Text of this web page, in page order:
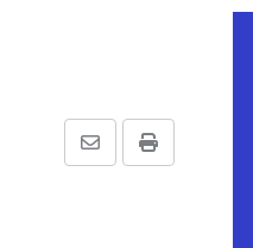
Print
Share